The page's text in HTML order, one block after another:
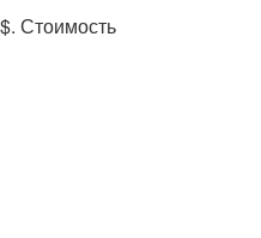
Стоимость